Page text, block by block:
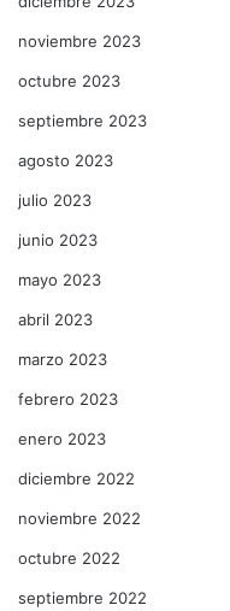
noviembre 2023
octubre 2023
septiembre 2023
agosto 2023
julio 2023
junio 2023
mayo 2023
abril 2023
marzo 2023
febrero 2023
enero 2023
diciembre 2022
noviembre 2022
octubre 2022
septiembre 2022